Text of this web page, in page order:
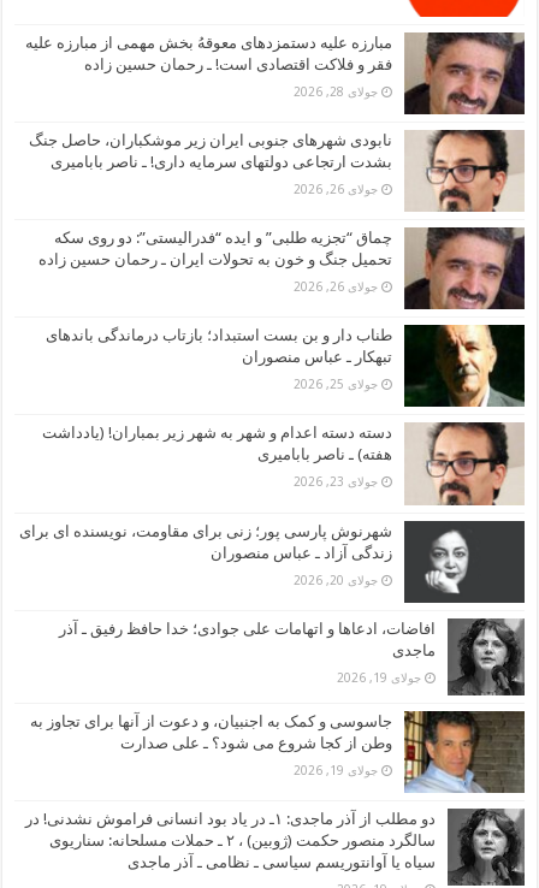
مبارزه علیه دستمزدهای معوقهُ بخش مهمی از مبارزه علیه
فقر و فلاکت اقتصادی است! ـ رحمان حسین زاده
جولای 28, 2026
نابودی شهرهای جنوبی ایران زیر موشکباران، حاصل جنگ
بشدت ارتجاعی دولتهای سرمایه داری! ـ ناصر بابامیری
جولای 26, 2026
چماق “تجزیه طلبی” و ایده “فدرالیستی”: دو روی سکه
تحمیل جنگ و خون به تحولات ایران ـ رحمان حسین زاده
جولای 26, 2026
طناب دار و بن بست استبداد؛ بازتاب درماندگی باندهای
تبهکار ـ عباس منصوران
جولای 25, 2026
دسته دسته اعدام و شهر به شهر زیر بمباران! (یادداشت
هفته) ـ ناصر بابامیری
جولای 23, 2026
شهرنوش پارسی پور؛ زنی برای مقاومت، نویسنده ای برای
زندگی آزاد ـ عباس منصوران
جولای 20, 2026
افاضات، ادعاها و اتهامات علی جوادی؛ خدا حافظ رفیق ـ آذر
ماجدی
جولای 19, 2026
جاسوسی و کمک به اجنبیان، و دعوت از آنها برای تجاوز به
وطن از کجا شروع می شود؟ ـ علی صدارت
جولای 19, 2026
دو مطلب از آذر ماجدی: ۱ـ در یاد بود انسانی فراموش نشدنی! در
سالگرد منصور حکمت (ژوبین) ، ۲ ـ حملات مسلحانه: سناریوی
سیاه یا آوانتوریسم سیاسی ـ نظامی ـ آذر ماجدی